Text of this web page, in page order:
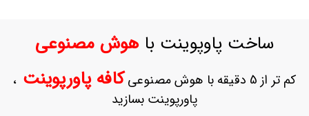
حساب
ثبت
ساخت پاوپوینت باهوش مصنوعی
کم تر از 5 دقیقه با هوش مصنوعی کافه پاورپوینت ،
پاورپوینت بسازید